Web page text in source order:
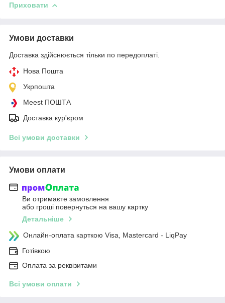
Приховати
Умови доставки
Доставка здійснюється тільки по передоплаті.
Нова Пошта
Укрпошта
Meest ПОШТА
Доставка кур'єром
Всі умови доставки
Умови оплати
Ви отримаєте замовлення
або гроші повернуться на вашу картку
Детальніше
Онлайн-оплата карткою Visa, Mastercard - LiqPay
Готівкою
Оплата за реквізитами
Всі умови оплати